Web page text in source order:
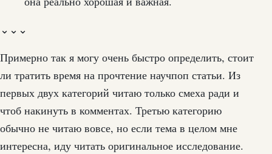
⌄⌄⌄
Примерно так я могу очень быстро определить, стоит
ли тратить время на прочтение научпоп статьи. Из
первых двух категорий читаю только смеха ради и
чтоб накинуть в комментах. Третью категорию
обычно не читаю вовсе, но если тема в целом мне
интересна, иду читать оригинальное исследование.